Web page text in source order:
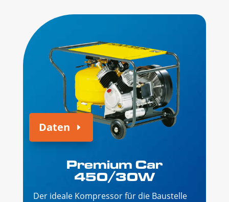
Premium Car
450/30W
Der ideale Kompressor für die Baustelle
Daten